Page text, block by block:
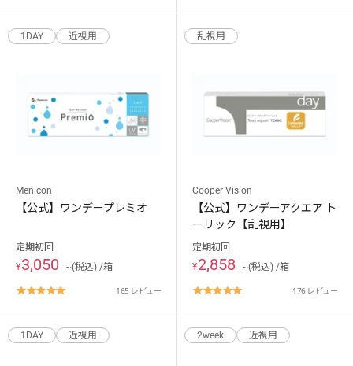
rating
rating
1DAY 近視用
Menicon
【公式】ワンデープレミオ
定期初回
¥3,050 ~(税込) /箱
4.8
rating
165 レビュー
乱視用
Cooper Vision
【公式】ワンデーアクエア ト
ーリック【乱視用】
定期初回
¥2,858 ~(税込) /箱
4.8
rating
176 レビュー
1DAY 近視用 2week 近視用